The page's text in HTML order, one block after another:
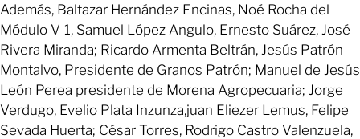
Además, Baltazar Hernández Encinas, Noé Rocha del
Módulo V-1, Samuel López Angulo, Ernesto Suárez, José
Rivera Miranda; Ricardo Armenta Beltrán, Jesús Patrón
Montalvo, Presidente de Granos Patrón; Manuel de Jesús
León Perea presidente de Morena Agropecuaria; Jorge
Verdugo, Evelio Plata Inzunza,juan Eliezer Lemus, Felipe
Sevada Huerta; César Torres, Rodrigo Castro Valenzuela,